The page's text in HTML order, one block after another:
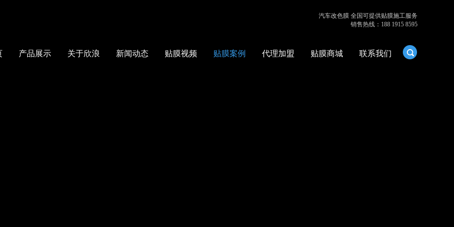
汽车改色膜 全国可提供贴膜施工服务
销售热线：188 1915 8595
产品展示 关于欣浪 新闻动态 贴膜视频 贴膜案例 代理加盟 贴膜商城 联系我们